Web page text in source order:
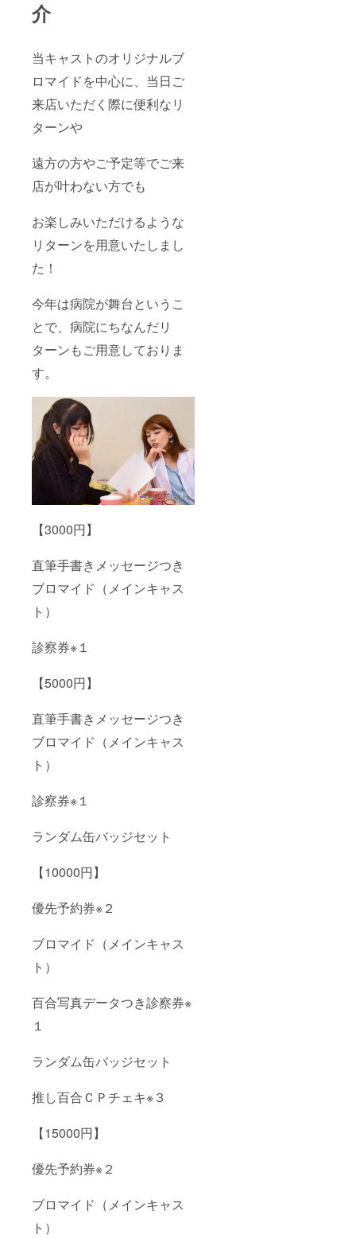
介
当キャストのオリジナルブ
ロマイドを中心に、当日ご
来店いただく際に便利なリ
ターンや
遠方の方やご予定等でご来
店が叶わない方でも
お楽しみいただけるような
リターンを用意いたしまし
た！
今年は病院が舞台というこ
とで、病院にちなんだリ
ターンもご用意しておりま
す。
【3000円】
直筆手書きメッセージつき
ブロマイド（メインキャス
ト）
診察券※１
【5000円】
直筆手書きメッセージつき
ブロマイド（メインキャス
ト）
診察券※１
ランダム缶バッジセット
【10000円】
優先予約券※２
ブロマイド（メインキャス
ト）
百合写真データつき診察券※
１
ランダム缶バッジセット
推し百合ＣＰチェキ※３
【15000円】
優先予約券※２
ブロマイド（メインキャス
ト）